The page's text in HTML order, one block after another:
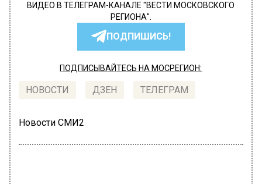
ВИДЕО В ТЕЛЕГРАМ-КАНАЛЕ "ВЕСТИ МОСКОВСКОГО
РЕГИОНА".
ПОДПИШИСЬ!
ПОДПИСЫВАЙТЕСЬ НА МОСРЕГИОН:
НОВОСТИ ДЗЕН ТЕЛЕГРАМ
Новости СМИ2